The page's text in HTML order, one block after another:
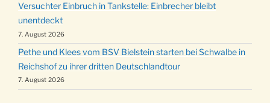
Versuchter Einbruch in Tankstelle: Einbrecher bleibt
unentdeckt
7. August 2026
Pethe und Klees vom BSV Bielstein starten bei Schwalbe in
Reichshof zu ihrer dritten Deutschlandtour
7. August 2026